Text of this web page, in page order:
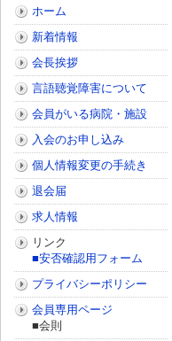
ホーム
新着情報
会長挨拶
言語聴覚障害について
会員がいる病院・施設
入会のお申し込み
個人情報変更の手続き
退会届
求人情報
リンク
■安否確認用フォーム
プライバシーポリシー
会員専用ページ
■会則